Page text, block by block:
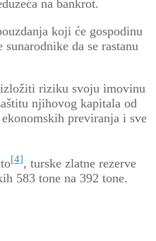
na bankrot.
koji će gospodinu
da se rastanu
riziku svoju imovinu
njihovog kapitala od
previranja i sve
[4], turske zlatne rezerve
583 tone na 392 tone.